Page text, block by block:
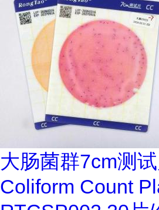
大肠菌群7cm测
Coliform Count